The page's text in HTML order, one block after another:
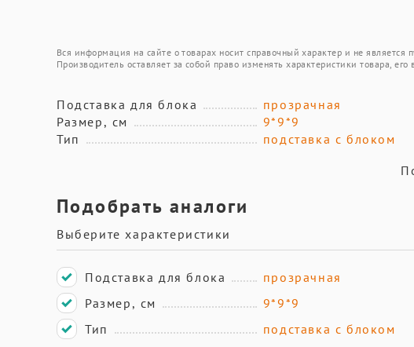
Вся информация на сайте о товарах носит справочный характер и не
Производитель оставляет за собой право изменять характеристики товара,
Подставка для блока
прозрачная
Размер, см
9*9*9
Тип
подставка с блоком
Подобрать аналоги
Выберите характеристики
Подставка для блока
прозрачная
Размер, см
9*9*9
Тип
подставка с блоком